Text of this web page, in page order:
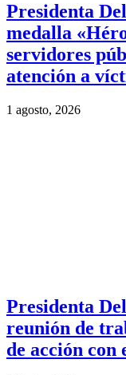
Presidenta
medalla
servidores
atención a
1 agosto, 2026
Presidenta
reunión de
de acción